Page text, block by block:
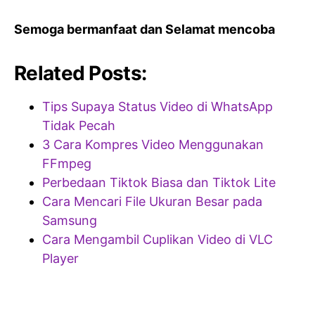
Semoga bermanfaat dan Selamat mencoba
Related Posts:
Tips Supaya Status Video di WhatsApp
Tidak Pecah
3 Cara Kompres Video Menggunakan
FFmpeg
Perbedaan Tiktok Biasa dan Tiktok Lite
Cara Mencari File Ukuran Besar pada
Samsung
Cara Mengambil Cuplikan Video di VLC
Player